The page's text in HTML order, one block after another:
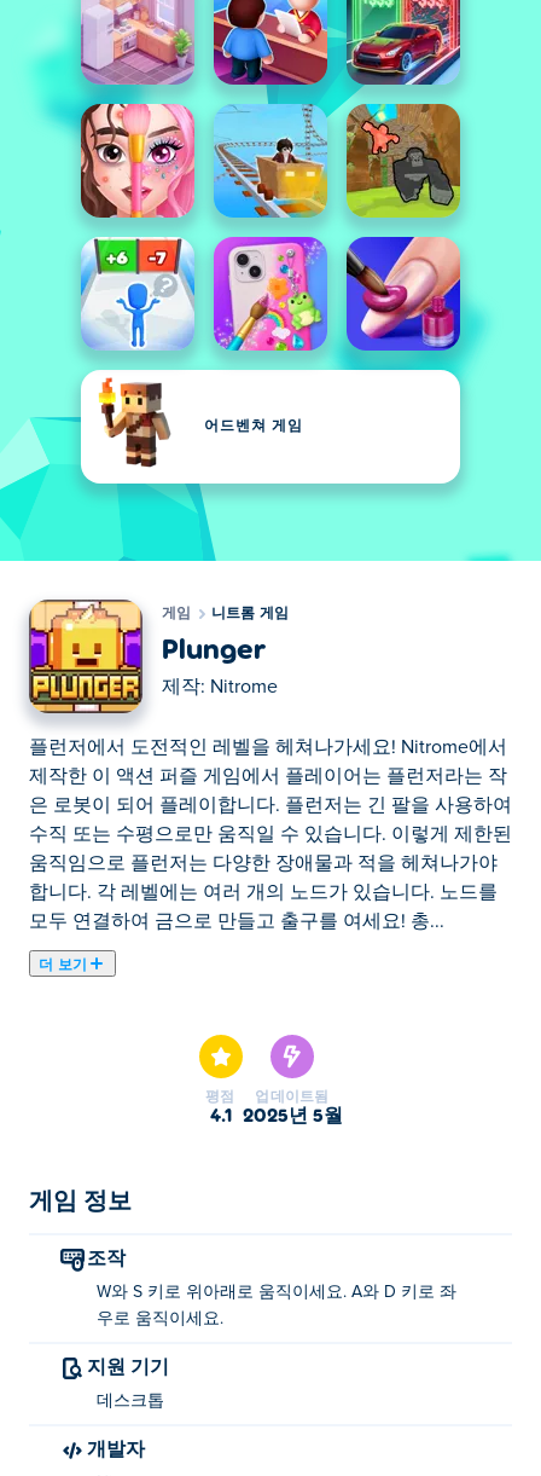
어드벤쳐 게임
게임 니트롬 게임
Plunger
제작: Nitrome
플런저에서 도전적인 레벨을 헤쳐나가세요! Nitrome에서
제작한 이 액션 퍼즐 게임에서 플레이어는 플런저라는 작
은 로봇이 되어 플레이합니다. 플런저는 긴 팔을 사용하여
수직 또는 수평으로만 움직일 수 있습니다. 이렇게 제한된
움직임으로 플런저는 다양한 장애물과 적을 헤쳐나가야
합니다. 각 레벨에는 여러 개의 노드가 있습니다. 노드를
모두 연결하여 금으로 만들고 출구를 여세요! 총...
더 보기
은 로봇이 되어 플레이합니다. 플런저는 긴 팔을 사용하여
수직 또는 수평으로만 움직일 수 있습니다. 이렇게 제한된
움직임으로 플런저는 다양한 장애물과 적을 헤쳐나가야
레벨이 준비되어 있습니다. 모두 클리어할 수 있을까요?
플런저는 어떻게 플레이하나요?
W와 S를 사용하여 수직으로 이동합니다.
플런저를 만든 사람은 누구인가요?
Plunger는 Nitrome에서 제작했습니다. 다른 게임도 플레
평점
4.1
업데이트됨
2025년 5월
게임 정보
조작
W와 S 키로 위아래로 움직이세요. A와 D 키로 좌
우로 움직이세요.
지원 기기
데스크톱
개발자